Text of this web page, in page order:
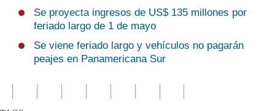
Se proyecta ingresos de US$ 135 millones por
feriado largo de 1 de mayo
Se viene feriado largo y vehículos no pagarán
peajes en Panamericana Sur